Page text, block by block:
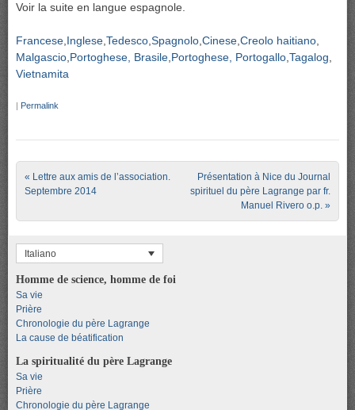
Voir la suite en langue espagnole.
Francese Inglese Tedesco Spagnolo Cinese Creolo haitiano
Malgascio Portoghese, Brasile Portoghese, Portogallo Tagalog
Vietnamita
| Permalink
Post navigation
« Lettre aux amis de l’association.
Septembre 2014
Présentation à Nice du Journal
spirituel du père Lagrange par fr.
Manuel Rivero o.p. »
Italiano
Homme de science, homme de foi
Sa vie
Prière
Chronologie du père Lagrange
La cause de béatification
La spiritualité du père Lagrange
Sa vie
Prière
Chronologie du père Lagrange